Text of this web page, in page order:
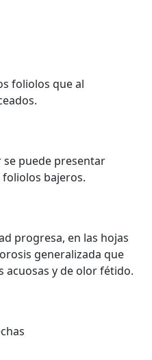
foliolos que al
puede presentar
bajeros.
progresa, en las hojas
generalizada que
acuosas y de olor fétido.